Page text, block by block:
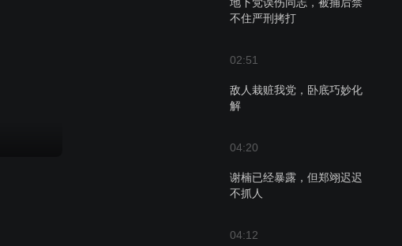
不住严刑拷打
02:51
敌人栽赃我党，卧底巧妙化
解
04:20
谢楠已经暴露，但郑翊迟迟
不抓人
04:12